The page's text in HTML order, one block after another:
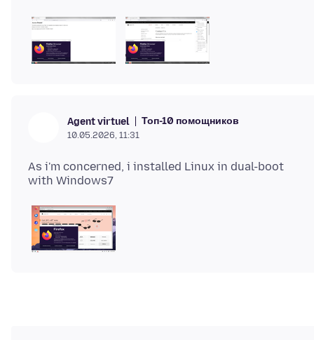
Agent virtuel Топ-10 помощников
10.05.2026, 11:31
As i'm concerned, i installed Linux in dual-boot